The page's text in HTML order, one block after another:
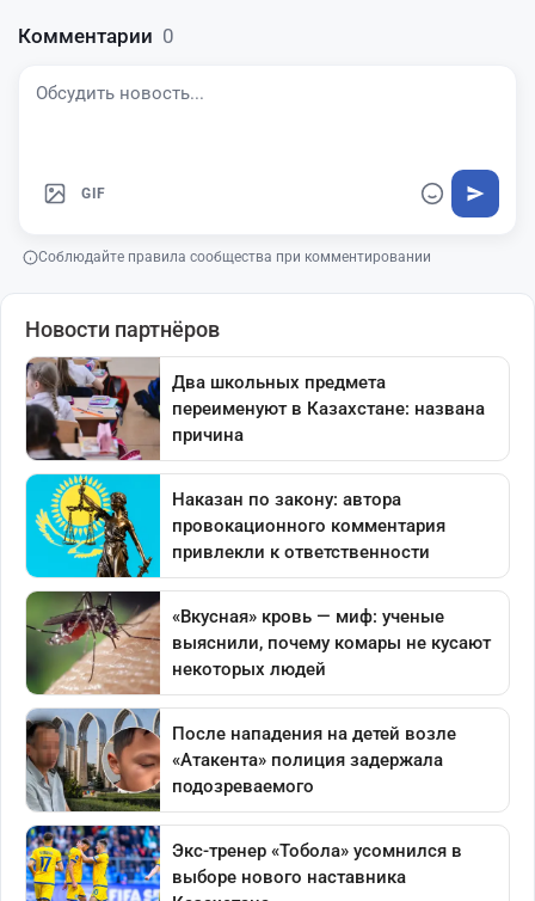
Комментарии 0
GIF
Соблюдайте правила сообщества при комментировании